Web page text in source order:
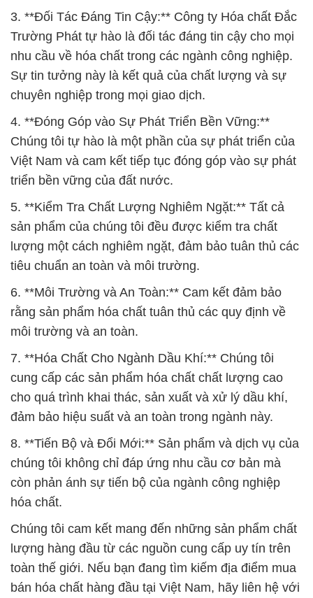
3. **Đối Tác Đáng Tin Cậy:** Công ty Hóa chất Đắc
Trường Phát tự hào là đối tác đáng tin cậy cho mọi
nhu cầu về hóa chất trong các ngành công nghiệp.
Sự tin tưởng này là kết quả của chất lượng và sự
chuyên nghiệp trong mọi giao dịch.
4. **Đóng Góp vào Sự Phát Triển Bền Vững:**
Chúng tôi tự hào là một phần của sự phát triển của
Việt Nam và cam kết tiếp tục đóng góp vào sự phát
triển bền vững của đất nước.
5. **Kiểm Tra Chất Lượng Nghiêm Ngặt:** Tất cả
sản phẩm của chúng tôi đều được kiểm tra chất
lượng một cách nghiêm ngặt, đảm bảo tuân thủ các
tiêu chuẩn an toàn và môi trường.
6. **Môi Trường và An Toàn:** Cam kết đảm bảo
rằng sản phẩm hóa chất tuân thủ các quy định về
môi trường và an toàn.
7. **Hóa Chất Cho Ngành Dầu Khí:** Chúng tôi
cung cấp các sản phẩm hóa chất chất lượng cao
cho quá trình khai thác, sản xuất và xử lý dầu khí,
đảm bảo hiệu suất và an toàn trong ngành này.
8. **Tiến Bộ và Đổi Mới:** Sản phẩm và dịch vụ của
chúng tôi không chỉ đáp ứng nhu cầu cơ bản mà
còn phản ánh sự tiến bộ của ngành công nghiệp
hóa chất.
Chúng tôi cam kết mang đến những sản phẩm chất
lượng hàng đầu từ các nguồn cung cấp uy tín trên
toàn thế giới. Nếu bạn đang tìm kiếm địa điểm mua
bán hóa chất hàng đầu tại Việt Nam, hãy liên hệ với